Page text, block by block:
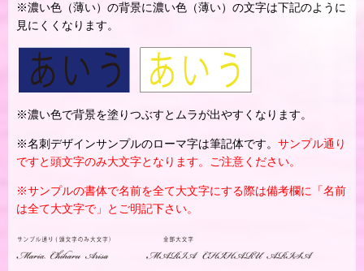
※濃い色（薄い）の背景に濃い色（薄い）の文字は下記のように
見にくくなります。
※濃い色で背景を塗りつぶすとムラが出やすくなります。
※名刺デザインサンプルのローマ字は筆記体です。 サンプル通り
ですと頭文字のみ大文字となります。ご注意ください。
※サンプルの書体で名前を全て大文字にする際は備考欄に「名前
は全て大文字で」とご明記下さい。